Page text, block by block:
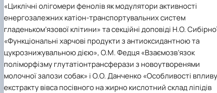
«Циклічні олігомери фенолів як модулятори активності
енергозалежних катіон-транспортувальних систем
гладеньком’язової клітини» та секційні доповіді Н.О.
«Функціональні харчові продукти з антиоксидантною та
цукрознижувальною дією», О.М. Федця «Взаємозв’язок
поліморфізму глутатіонтрансферази з новоутворенями
молочної залози собак» і О.О. Данченко «Особливості впливу
екстракту вівса посівного на жирно кислотний склад ліпідів